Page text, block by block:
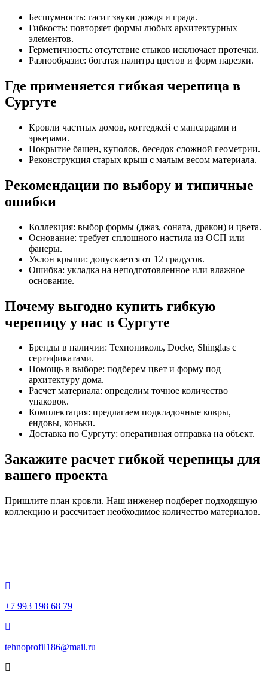
Бесшумность: гасит звуки дождя и града.
Гибкость: повторяет формы любых архитектурных
элементов.
Герметичность: отсутствие стыков исключает протечки.
Разнообразие: богатая палитра цветов и форм нарезки.
Где применяется гибкая черепица в
Сургуте
Кровли частных домов, коттеджей с мансардами и
эркерами.
Покрытие башен, куполов, беседок сложной геометрии.
Реконструкция старых крыш с малым весом материала.
Рекомендации по выбору и типичные
ошибки
Коллекция: выбор формы (джаз, соната, дракон) и цвета.
Основание: требует сплошного настила из ОСП или
фанеры.
Уклон крыши: допускается от 12 градусов.
Ошибка: укладка на неподготовленное или влажное
основание.
Почему выгодно купить гибкую
черепицу у нас в Сургуте
Бренды в наличии: Технониколь, Docke, Shinglas с
сертификатами.
Помощь в выборе: подберем цвет и форму под
архитектуру дома.
Расчет материала: определим точное количество
упаковок.
Комплектация: предлагаем подкладочные ковры,
ендовы, коньки.
Доставка по Сургуту: оперативная отправка на объект.
Закажите расчет гибкой черепицы для
вашего проекта
Пришлите план кровли. Наш инженер подберет подходящую
коллекцию и рассчитает необходимое количество материалов.
+7 993 198 68 79
tehnoprofil186@mail.ru